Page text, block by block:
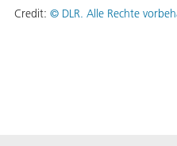
Credit: © DLR. Alle Rechte